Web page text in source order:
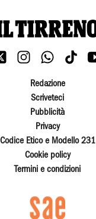
Redazione
Scriveteci
Pubblicità
Privacy
Codice Etico e Modello 231
Cookie policy
Termini e condizioni